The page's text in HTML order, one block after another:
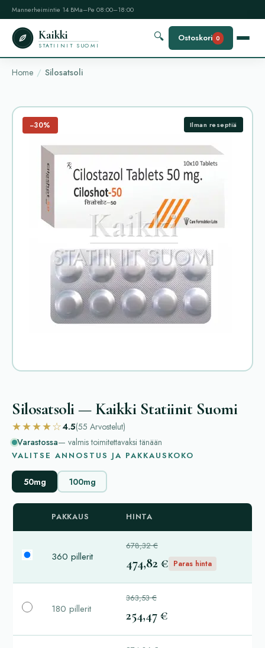
Mannerheimintie 14 BMa–Pe 08:00–18:00
Kaikki
STATIINIT SUOMI
🔍 Ostoskori 0
Home Silosatsoli
−30% Ilman reseptiä
Silosatsoli — Kaikki Statiinit Suomi
★★★★☆4.5(55 Arvostelut)
Varastossa— valmis toimitettavaksi tänään
VALITSE ANNOSTUS JA PAKKAUSKOKO
50mg 100mg
PAKKAUS HINTA
360 pillerit
678,32 €
474,82 € Paras hinta
180 pillerit
363,53 €
254,47 €